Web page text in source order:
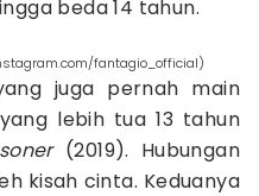
beda 14 tahun.
fantagio_official)
juga pernah main
lebih tua 13 tahun
(2019). Hubungan
kisah cinta. Keduanya